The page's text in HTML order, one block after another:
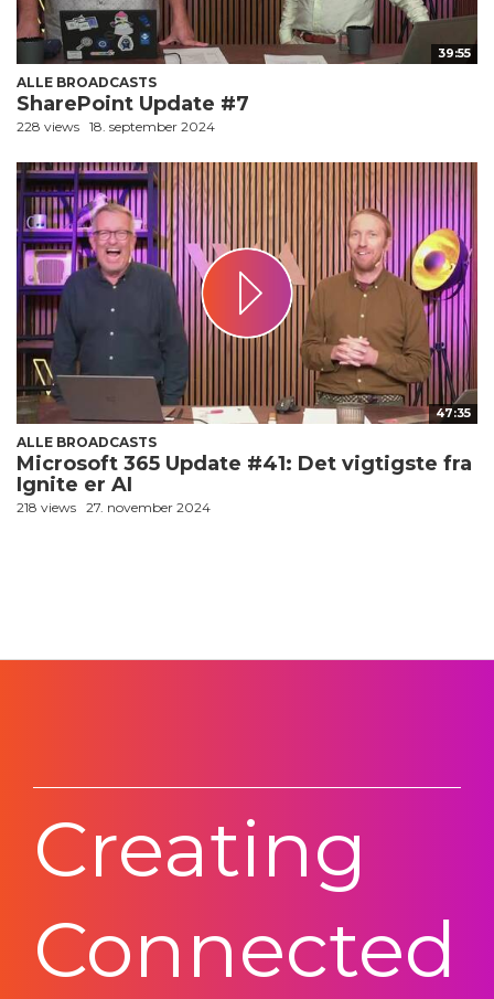
39:55
ALLE BROADCASTS
SharePoint Update #7
228 views 18. september 2024
47:35
ALLE BROADCASTS
Microsoft 365 Update #41: Det vigtigste fra
Ignite er AI
218 views 27. november 2024
Creating
Connected